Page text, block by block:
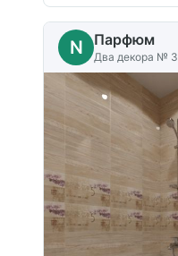
N Парфюм
Два декора № 3